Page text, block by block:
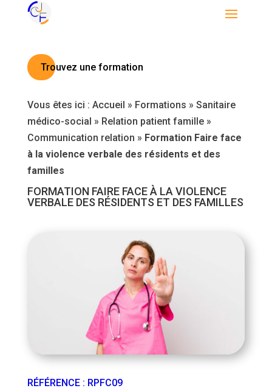
Trouvez une formation
Vous êtes ici : Accueil » Formations » Sanitaire
médico-social » Relation patient famille»
Communication relation » Formation Faire face
à la violence verbale des résidents et des
familles
FORMATION FAIRE FACE À LA VIOLENCE
VERBALE DES RÉSIDENTS ET DES FAMILLES
RÉFÉRENCE: RPFC09